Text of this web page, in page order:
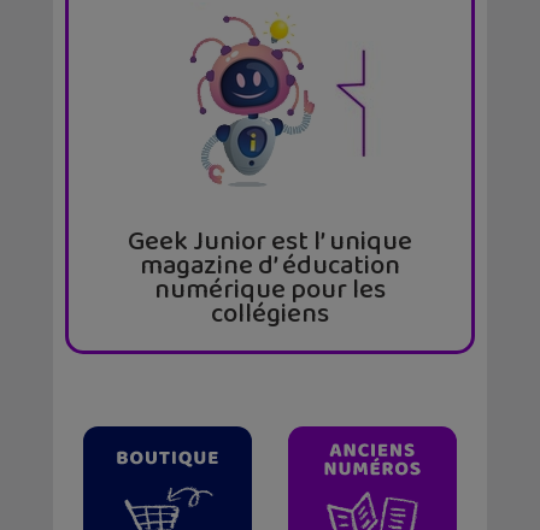
Geek Junior est l’ unique
magazine d’ éducation
numérique pour les
collégiens